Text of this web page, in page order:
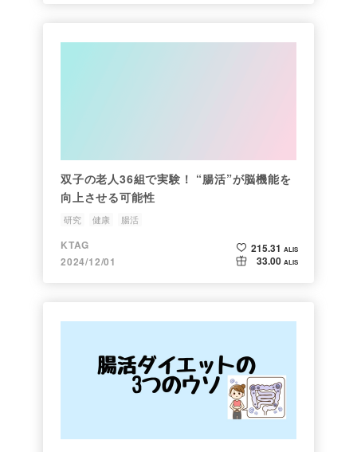
双子の老人36組で実験！ “腸活”が脳機能を
向上させる可能性
研究 健康 腸活
KTAG
2024/12/01
215.31 ALIS
33.00 ALIS